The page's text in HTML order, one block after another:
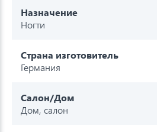
Назначение
Ногти
Страна изготовитель
Германия
Салон/Дом
Дом, салон